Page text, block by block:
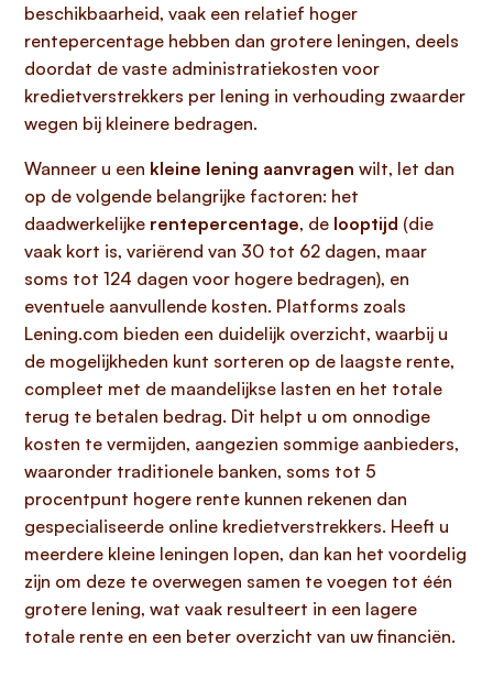
beschikbaarheid, vaak een relatief hoger
rentepercentage hebben dan grotere leningen, deels
doordat de vaste administratiekosten voor
kredietverstrekkers per lening in verhouding zwaarder
wegen bij kleinere bedragen.
Wanneer u een kleine lening aanvragen wilt, let dan
op de volgende belangrijke factoren: het
daadwerkelijke rentepercentage, de looptijd (die
vaak kort is, variërend van 30 tot 62 dagen, maar
soms tot 124 dagen voor hogere bedragen), en
eventuele aanvullende kosten. Platforms zoals
Lening.com bieden een duidelijk overzicht, waarbij u
de mogelijkheden kunt sorteren op de laagste rente,
compleet met de maandelijkse lasten en het totale
terug te betalen bedrag. Dit helpt u om onnodige
kosten te vermijden, aangezien sommige aanbieders,
waaronder traditionele banken, soms tot 5
procentpunt hogere rente kunnen rekenen dan
gespecialiseerde online kredietverstrekkers. Heeft u
meerdere kleine leningen lopen, dan kan het voordelig
zijn om deze te overwegen samen te voegen tot één
grotere lening, wat vaak resulteert in een lagere
totale rente en een beter overzicht van uw financiën.